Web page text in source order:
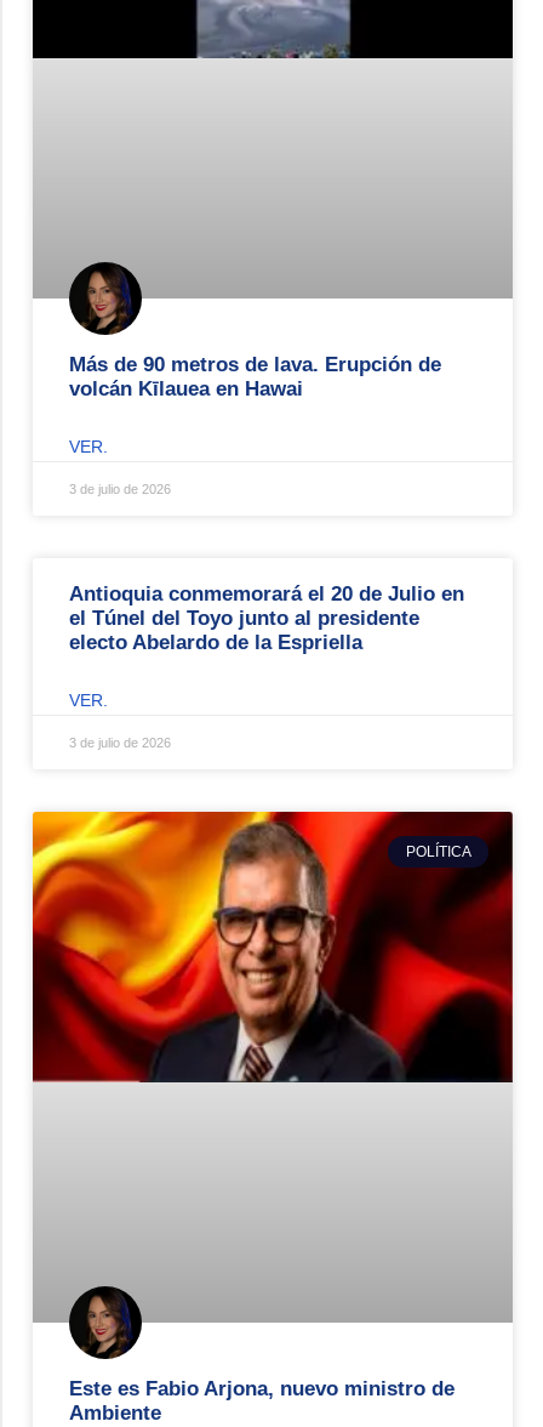
Más de 90 metros de lava. Erupción de
volcán Kīlauea en Hawai
VER.
3 de julio de 2026
Antioquia conmemorará el 20 de Julio en
el Túnel del Toyo junto al presidente
electo Abelardo de la Espriella
VER.
3 de julio de 2026
POLÍTICA
Este es Fabio Arjona, nuevo ministro de
Ambiente